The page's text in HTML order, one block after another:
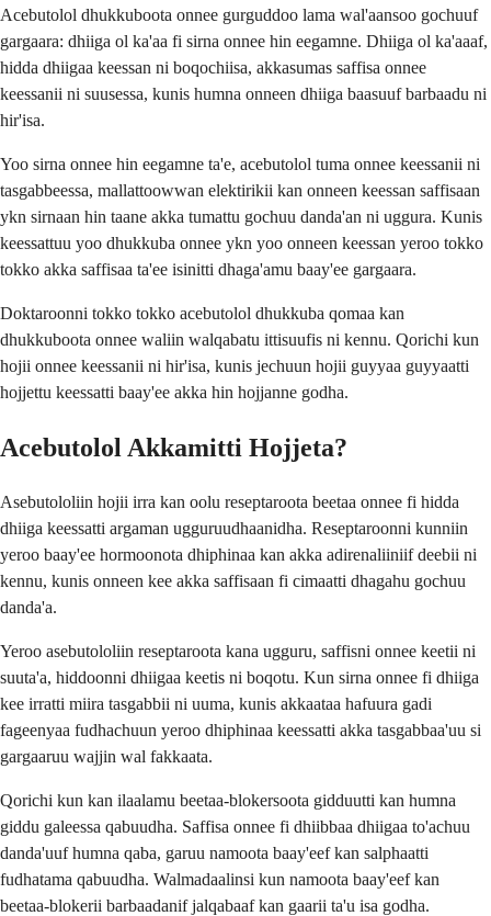
Acebutolol dhukkuboota onnee gurguddoo lama wal'aansoo gochuuf
gargaara: dhiiga ol ka'aa fi sirna onnee hin eegamne. Dhiiga ol ka'aaaf,
hidda dhiigaa keessan ni boqochiisa, akkasumas saffisa onnee
keessanii ni suusessa, kunis humna onneen dhiiga baasuuf barbaadu ni
hir'isa.
Yoo sirna onnee hin eegamne ta'e, acebutolol tuma onnee keessanii ni
tasgabbeessa, mallattoowwan elektirikii kan onneen keessan saffisaan
ykn sirnaan hin taane akka tumattu gochuu danda'an ni uggura. Kunis
keessattuu yoo dhukkuba onnee ykn yoo onneen keessan yeroo tokko
tokko akka saffisaa ta'ee isinitti dhaga'amu baay'ee gargaara.
Doktaroonni tokko tokko acebutolol dhukkuba qomaa kan
dhukkuboota onnee waliin walqabatu ittisuufis ni kennu. Qorichi kun
hojii onnee keessanii ni hir'isa, kunis jechuun hojii guyyaa guyyaatti
hojjettu keessatti baay'ee akka hin hojjanne godha.
Acebutolol Akkamitti Hojjeta?
Asebutololiin hojii irra kan oolu reseptaroota beetaa onnee fi hidda
dhiiga keessatti argaman ugguruudhaanidha. Reseptaroonni kunniin
yeroo baay'ee hormoonota dhiphinaa kan akka adirenaliiniif deebii ni
kennu, kunis onneen kee akka saffisaan fi cimaatti dhagahu gochuu
danda'a.
Yeroo asebutololiin reseptaroota kana ugguru, saffisni onnee keetii ni
suuta'a, hiddoonni dhiigaa keetis ni boqotu. Kun sirna onnee fi dhiiga
kee irratti miira tasgabbii ni uuma, kunis akkaataa hafuura gadi
fageenyaa fudhachuun yeroo dhiphinaa keessatti akka tasgabbaa'uu si
gargaaruu wajjin wal fakkaata.
Qorichi kun kan ilaalamu beetaa-blokersoota gidduutti kan humna
giddu galeessa qabuudha. Saffisa onnee fi dhiibbaa dhiigaa to'achuu
danda'uuf humna qaba, garuu namoota baay'eef kan salphaatti
fudhatama qabuudha. Walmadaalinsi kun namoota baay'eef kan
beetaa-blokerii barbaadanif jalqabaaf kan gaarii ta'u isa godha.